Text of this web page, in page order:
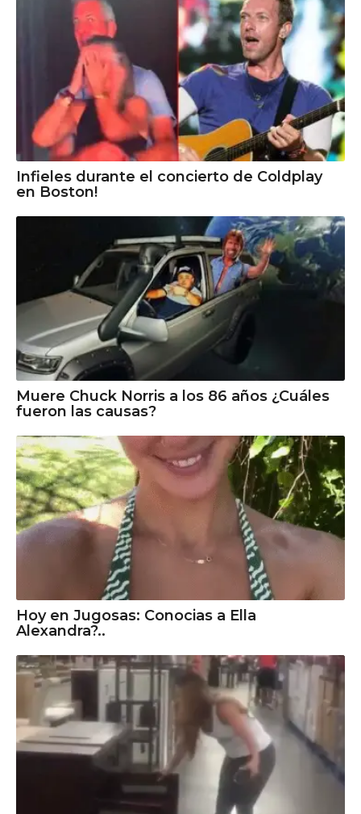
Infieles durante el concierto de Coldplay
en Boston!
Muere Chuck Norris a los 86 años ¿Cuáles
fueron las causas?
Hoy en Jugosas: Conocias a Ella
Alexandra?..